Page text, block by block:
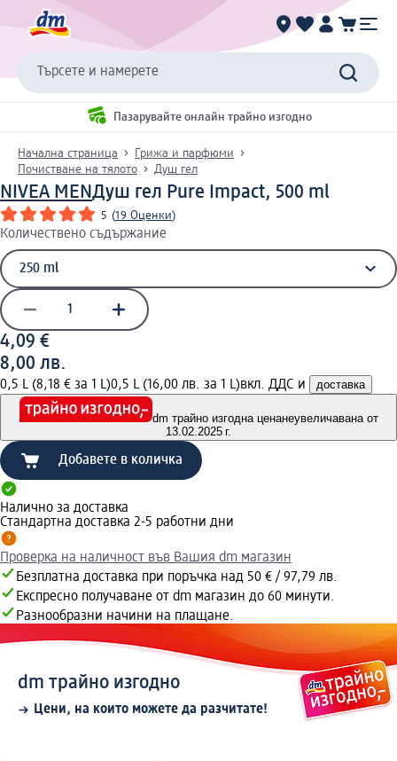
Търсете и намерете
Пазарувайте онлайн трайно изгодно
Начална страница
Грижа и парфюми
Почистване на тялото
Душ гел
NIVEA MENДуш гел Pure Impact, 500 ml
5 (19 Оценки)
Количествено съдържание
4,09 €
8,00 лв.
0,5 L (8,18 € за 1 L)0,5 L (16,00 лв. за 1 L)вкл. ДДС и доставка
dm трайно изгодна ценанеувеличавана от
13.02.2025 г.
Добавете в количка
Налично за доставка
Стандартна доставка 2-5 работни дни
Проверка на наличност във Вашия dm магазин
Безплатна доставка при поръчка над 50 € / 97,79 лв.
Експресно получаване от dm магазин до 60 минути.
Разнообразни начини на плащане.
dm трайно изгодно
Цени, на които можете да разчитате!